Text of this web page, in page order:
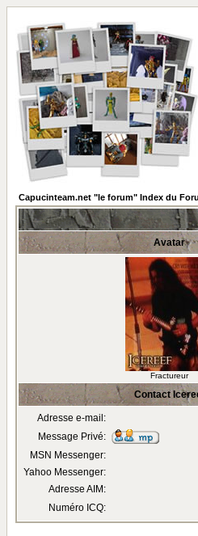
Capucinteam.net "le forum" Index du
Avatar
Fractureur
Contact
Adresse e-mail:
Message Privé:
MSN Messenger:
Yahoo Messenger:
Adresse AIM:
Numéro ICQ: